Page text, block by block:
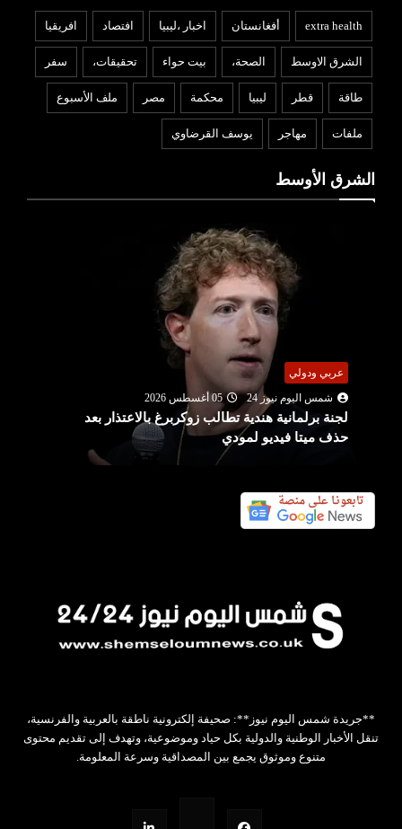
extra health أفغانستان اخبار ،ليبيا افتصاد افريقيا
الشرق الاوسط الصحة، بيت حواء تحقيقات، سفر
طاقة قطر ليبيا محكمة مصر ملف الأسبوع
ملفات مهاجر يوسف القرضاوي
الشرق الأوسط
عربي ودولي
شمس اليوم نيوز 24
05 أغسطس 2026
لجنة برلمانية هندية تطالب زوكربرغ بالاعتذار بعد
حذف ميتا فيديو لمودي
**جريدة شمس اليوم نيوز**: صحيفة إلكترونية ناطقة بالعربية والفرنسية،
تنقل الأخبار الوطنية والدولية بكل حياد وموضوعية، وتهدف إلى تقديم محتوى
متنوع وموثوق يجمع بين المصداقية وسرعة المعلومة.